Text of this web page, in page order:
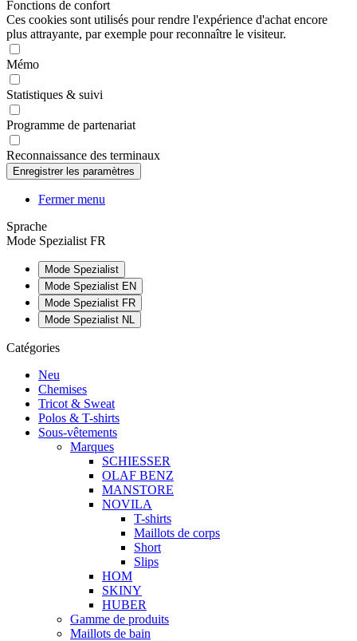
Fonctions de confort
Ces cookies sont utilisés pour rendre l'expérience d'achat encore
plus attrayante, par exemple pour reconnaître le visiteur.
Mémo
Statistiques & suivi
Programme de partenariat
Reconnaissance des terminaux
Fermer menu
Sprache
Mode Spezialist FR
Mode Spezialist
Mode Spezialist EN
Mode Spezialist FR
Mode Spezialist NL
Catégories
Neu
Chemises
Tricot & Sweat
Polos & T-shirts
Sous-vêtements
Marques
SCHIESSER
OLAF BENZ
MANSTORE
NOVILA
T-shirts
Maillots de corps
Short
Slips
HOM
SKINY
HUBER
Gamme de produits
Maillots de bain